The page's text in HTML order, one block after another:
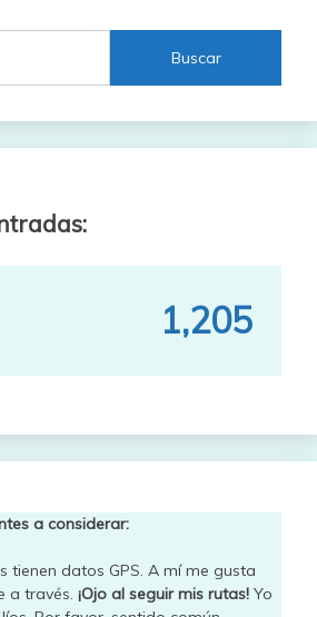
1,205
a considerar:
tienen datos GPS. A mí me gusta
a través. ¡Ojo al seguir mis rutas! Yo